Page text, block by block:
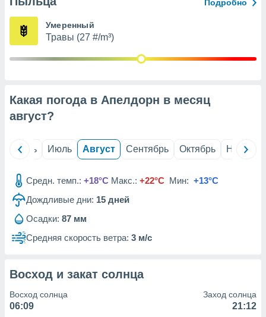
из
рекламы
сведения
Подробно
Умеренный
Травы (27 #/m³)
Какая погода в Апелдорн в месяц
август?
Июнь Июль Август Сентябрь Октябрь Ноябрь
Средн. темп.: +18°C Макс.: +22°C Мин: +13°C
Дождливые дни: 15 дней
Осадки: 87 мм
Средняя скорость ветра: 3 м/с
Восход и закат солнца
Восход солнца
06:09
Заход солнца
21:12